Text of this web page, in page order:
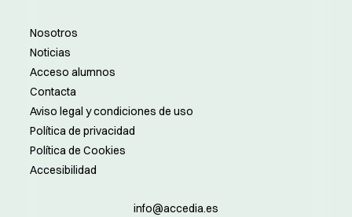
Nosotros
Noticias
Acceso alumnos
Contacta
Aviso legal y condiciones de uso
Política de privacidad
Política de Cookies
Accesibilidad
info@accedia.es